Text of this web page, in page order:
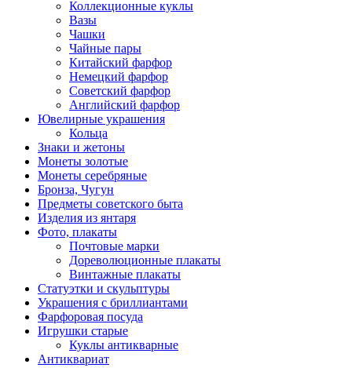
Коллекционные куклы
Вазы
Чашки
Чайные пары
Китайский фарфор
Немецкий фарфор
Советский фарфор
Английский фарфор
Ювелирные украшения
Кольца
Знаки и жетоны
Монеты золотые
Монеты серебряные
Бронза, Чугун
Предметы советского быта
Изделия из янтаря
Фото, плакаты
Почтовые марки
Дореволюционные плакаты
Винтажные плакаты
Статуэтки и скульптуры
Украшения с бриллиантами
Фарфоровая посуда
Игрушки старые
Куклы антикварные
Антиквариат